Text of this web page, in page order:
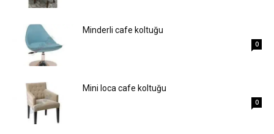
Minderli cafe koltuğu
0
Mini loca cafe koltuğu
0